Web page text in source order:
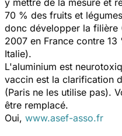
70 % des fruits et
donc développer la
2007 en France contre
Italie).
L'aluminium est
vaccin est la clarification
(Paris ne les utilise pas).
être remplacé.
Oui, www.asef-asso.fr